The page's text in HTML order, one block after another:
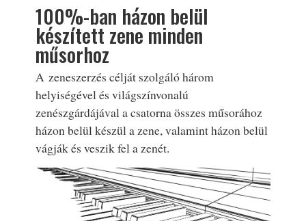
100%-ban házon belül
készített zene minden
műsorhoz
A zeneszerzés célját szolgáló három
helyiségével és világszínvonalú
zenészgárdájával a csatorna összes műsorához
házon belül készül a zene, valamint házon belül
vágják és veszik fel a zenét.